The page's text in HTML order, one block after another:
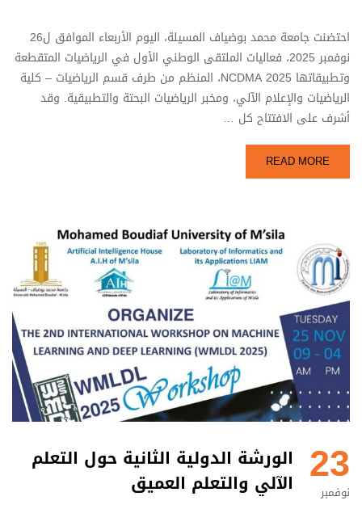
احتضنت جامعة محمد بوضياف المسيلة، اليوم الأربعاء الموافق ل26
نوفمبر 2025، فعاليات الملتقى الوطني الأول في الرياضيات المتقطعة
وتطبيقاتها NCDMA 2025، المنظم من طرف قسم الرياضيات – كلية
الرياضيات والإعلام الآلي، ومخبر الرياضيات البحتة والتطبيقية. وقد
أشرف على الافتتاح كل …
READ MORE
23
نوفمبر
الورشة الدولية الثانية حول التعلم
الآلي والتعلم العميق